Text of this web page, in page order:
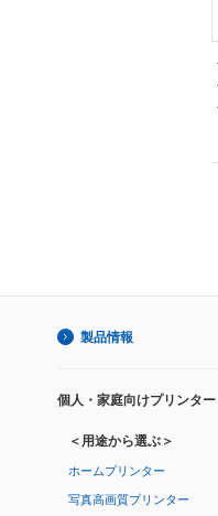
製品情報
個人・家庭向けプリンター
＜用途から選ぶ＞
ホームプリンター
写真高画質プリンター